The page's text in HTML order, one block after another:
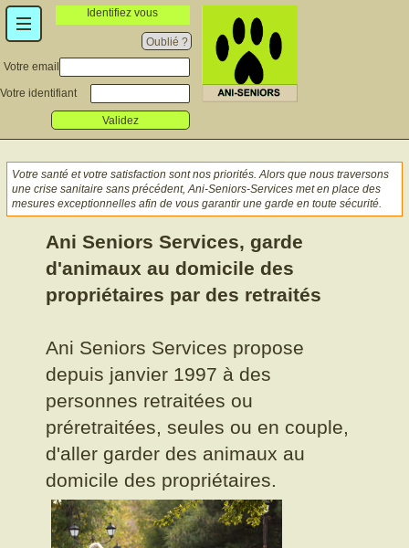
Identifiez vous
Oublié ?
Votre email
Votre identifiant
Validez
Votre santé et votre satisfaction sont nos priorités. Alors que nous traversons
une crise sanitaire sans précédent, Ani-Seniors-Services met en place des
mesures exceptionnelles afin de vous garantir une garde en toute sécurité.
Ani Seniors Services, garde
d'animaux au domicile des
propriétaires par des retraités
Ani Seniors Services propose
depuis janvier 1997 à des
personnes retraitées ou
préretraitées, seules ou en couple,
d'aller garder des animaux au
domicile des propriétaires.